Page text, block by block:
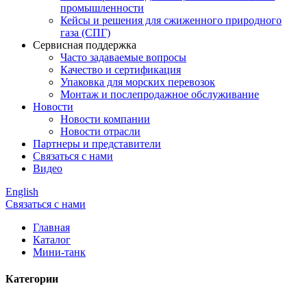
промышленности
Кейсы и решения для сжиженного природного
газа (СПГ)
Сервисная поддержка
Часто задаваемые вопросы
Качество и сертификация
Упаковка для морских перевозок
Монтаж и послепродажное обслуживание
Новости
Новости компании
Новости отрасли
Партнеры и представители
Связаться с нами
Видео
English
Связаться с нами
Главная
Каталог
Мини-танк
Категории